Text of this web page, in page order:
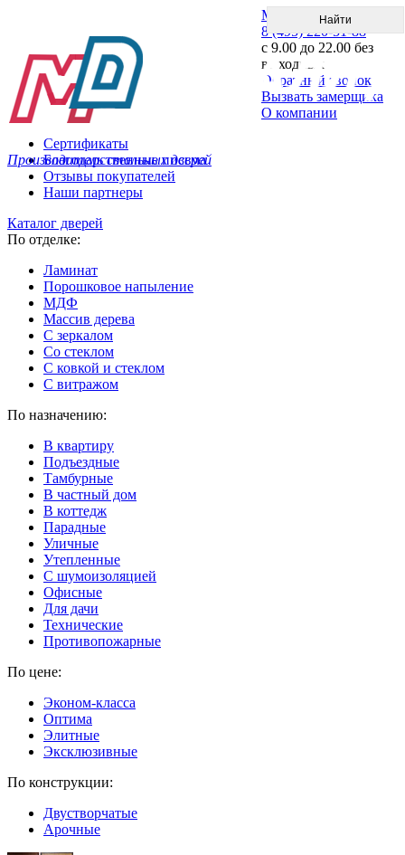
Производитель стальных дверей
Меню
8 (495) 220-51-88
с 9.00 до 22.00 без
выходных
Обратный звонок
Вызвать замерщика
О компании
Сертификаты
Благодарственные письма
Отзывы покупателей
Наши партнеры
Каталог дверей
По отделке:
Ламинат
Порошковое напыление
МДФ
Массив дерева
С зеркалом
Со стеклом
С ковкой и стеклом
С витражом
По назначению:
В квартиру
Подъездные
Тамбурные
В частный дом
В коттедж
Парадные
Уличные
Утепленные
C шумоизоляцией
Офисные
Для дачи
Технические
Противопожарные
По цене:
Эконом-класса
Оптима
Элитные
Эксклюзивные
По конструкции:
Двустворчатые
Арочные